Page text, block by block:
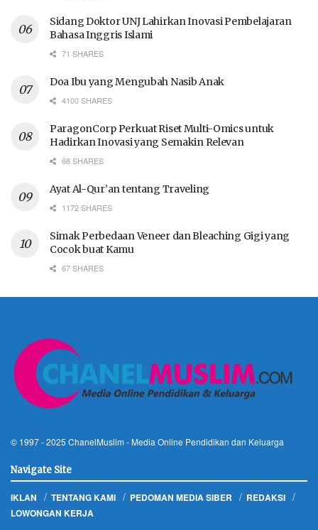
Sidang Doktor UNJ Lahirkan Inovasi Pembelajaran
Bahasa Inggris Islami
71 SHARES
Doa Ibu yang Mengubah Nasib Anak
4100 SHARES
ParagonCorp Perkuat Riset Multi-Omics untuk
Hadirkan Inovasi yang Semakin Relevan
68 SHARES
Ayat Al-Qur’an tentang Traveling
1172 SHARES
Simak Perbedaan Veneer dan Bleaching Gigi yang
Cocok buat Kamu
67 SHARES
© 1997 - 2025 ChanelMuslim - Media Online Pendidikan dan Keluarga
Navigate Site
IKLAN TENTANG KAMI PEDOMAN MEDIA SIBER
REDAKSI
LOWONGAN KERJA